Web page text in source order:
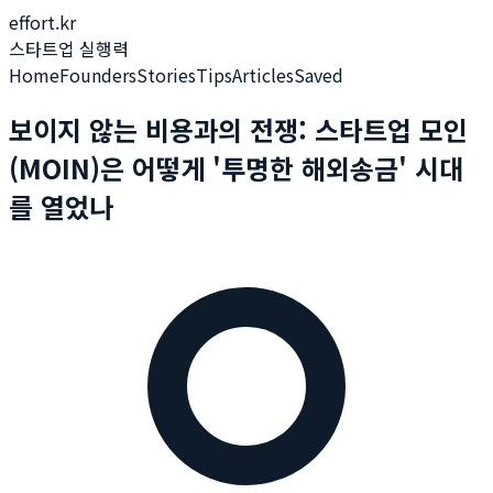
effort.kr
스타트업 실행력
HomeFoundersStoriesTipsArticlesSaved
보이지 않는 비용과의 전쟁: 스타트업 모인
(MOIN)은 어떻게 '투명한 해외송금' 시대
를 열었나